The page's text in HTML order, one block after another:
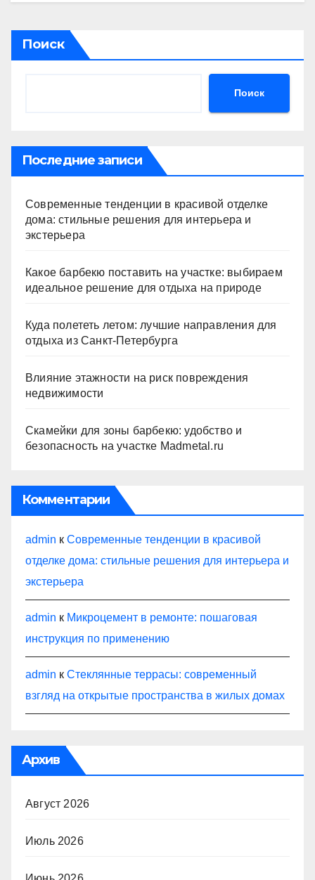
Поиск
Поиск
Последние записи
Современные тенденции в красивой отделке
дома: стильные решения для интерьера и
экстерьера
Какое барбекю поставить на участке: выбираем
идеальное решение для отдыха на природе
Куда полететь летом: лучшие направления для
отдыха из Санкт-Петербурга
Влияние этажности на риск повреждения
недвижимости
Скамейки для зоны барбекю: удобство и
безопасность на участке Madmetal.ru
Комментарии
admin к Современные тенденции в красивой
отделке дома: стильные решения для интерьера и
экстерьера
admin к Микроцемент в ремонте: пошаговая
инструкция по применению
admin к Стеклянные террасы: современный
взгляд на открытые пространства в жилых домах
Архив
Август 2026
Июль 2026